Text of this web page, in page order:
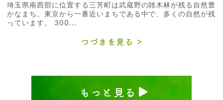
埼玉県南西部に位置する三芳町は武蔵野の雑木林が残る自然豊
かなまち。東京から一番近いまちである中で、多くの自然が残
っています。 300...
つづきを見る
もっと見る